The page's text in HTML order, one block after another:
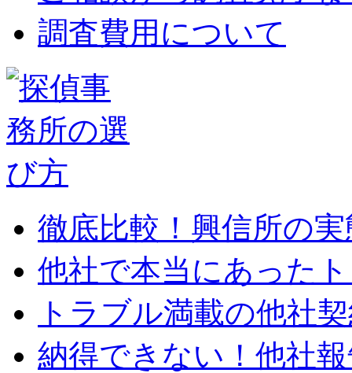
調査費用について
徹底比較！興信所の実
他社で本当にあった
トラブル満載の他社
納得できない！他社